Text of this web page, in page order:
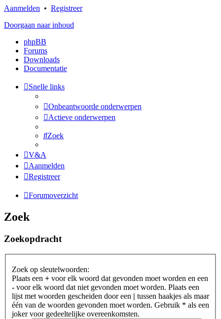
Aanmelden • Registreer
Doorgaan naar inhoud
phpBB
Forums
Downloads
Documentatie
Snelle links
Onbeantwoorde onderwerpen
Actieve onderwerpen
Zoek
V&A
Aanmelden
Registreer
Forumoverzicht
Zoek
Zoekopdracht
Zoek op sleutelwoorden:
Plaats een + voor elk woord dat gevonden moet worden en een
- voor elk woord dat niet gevonden moet worden. Plaats een
lijst met woorden gescheiden door een | tussen haakjes als maar
één van de woorden gevonden moet worden. Gebruik * als een
joker voor gedeeltelijke overeenkomsten.